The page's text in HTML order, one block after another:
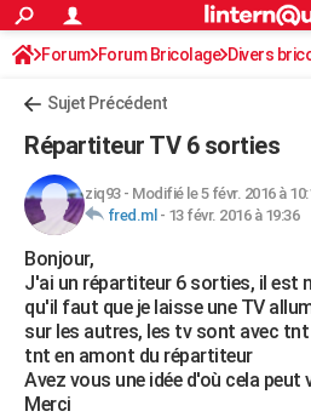
ACTUALITÉS
Politique
Société
Faits Divers
Education
Monde
Villes
+
FINANCE
Retraite
Impôts
Epargne
Immobilier
Risques naturels par ville
Banque
Assurance
Crédit
AUTO
Essais
Réserver un essai
Citadines
Berlines
SUV
Forum auto
+HIGH-TECH
Mobiles
Meilleur smartphone
Internet
Ordinateurs
Jeux vidéo
Guide high-tech
+BRICOLAGE
Forum
Aménagement intérieur
Extérieur
Cuisine
Salle de bains
Jardinage
Rangement
WEEK-END
S'inscrire
Forum Forum Bricolage Divers
Sujet Précédent
Répartiteur TV 6 sorties
ziq93- Modifié le 5 févr. 2016 à
fred.ml - 13 févr. 2016 à 19:36
Bonjour,
J'ai un répartiteur 6 sorties, il est
qu'il faut que je laisse une TV
sur les autres, les tv sont avec
tnt en amont du répartiteur
Avez vous une idée d'où cela peut
Merci